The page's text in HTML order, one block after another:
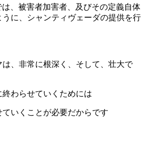
、被害者加害者、及びその定義自体
に、シャンティヴェーダの提供を行
、非常に根深く、そして、壮大で
わらせていくためには
いくことが必要だからです